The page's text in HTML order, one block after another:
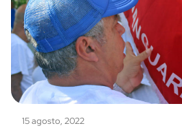
15 agosto, 2022